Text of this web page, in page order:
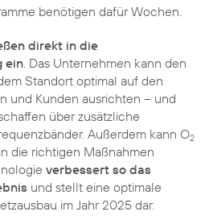
benötigen dafür Wochen.
direkt in die
ein . Das Unternehmen kann den
Standort optimal auf den
und Kunden ausrichten – und
über zusätzliche
Außerdem kann O2
die richtigen Maßnahmen
verbessert so das
und stellt eine optimale
im Jahr 2025 dar.